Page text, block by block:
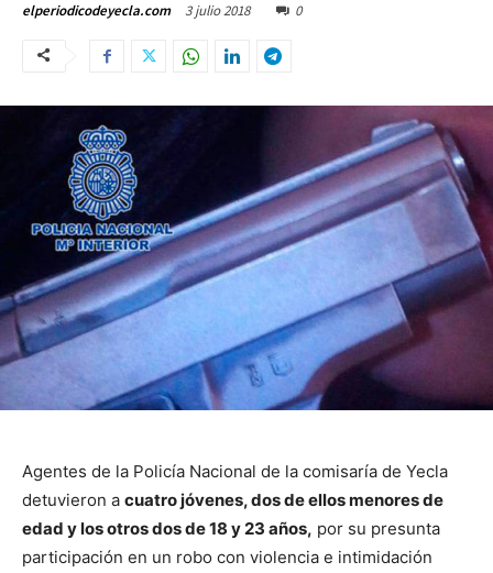
elperiodicodeyecla.com 3 julio 2018 0
Agentes de la Policía Nacional de la comisaría de Yecla
detuvieron a cuatro jóvenes, dos de ellos menores de
edad y los otros dos de 18 y 23 años, por su presunta
participación en un robo con violencia e intimidación